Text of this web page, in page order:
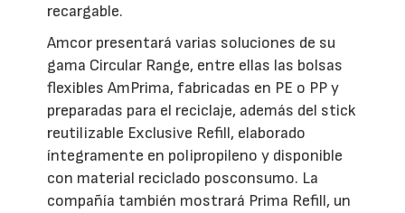
recargable.
Amcor presentará varias soluciones de su
gama Circular Range, entre ellas las bolsas
flexibles AmPrima, fabricadas en PE o PP y
preparadas para el reciclaje, además del stick
reutilizable Exclusive Refill, elaborado
íntegramente en polipropileno y disponible
con material reciclado posconsumo. La
compañía también mostrará Prima Refill, un